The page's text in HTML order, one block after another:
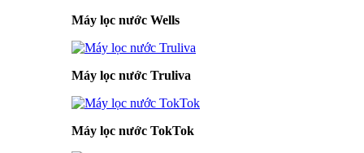
Máy lọc nước Wells
Máy lọc nước Truliva
Máy lọc nước TokTok